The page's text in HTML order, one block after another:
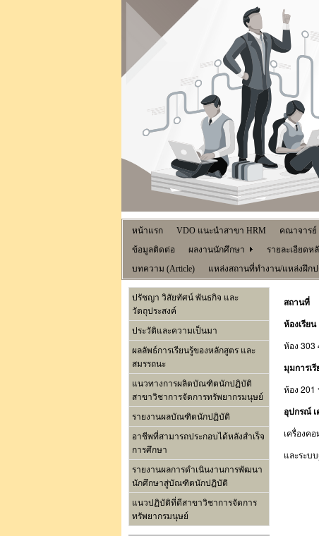
หน้าแรก VDO แนะนำสาขา HRM คณาจารย์
ข้อมูลติดต่อ
ผลงานนักศึกษา รายละเอียดห
บทความ (Article)
แหล่งสถานที่ทำงาน/แหล่งฝึก
ปรัชญา วิสัยทัศน์ พันธกิจ และ
วัตถุประสงค์
ประวัติและความเป็นมา
ผลลัพธ์การเรียนรู้ของหลักสูตร และ
สมรรถนะ
แนวทางการผลิตบัณฑิตนักปฏิบัติ
สาขาวิชาการจัดการทรัพยากรมนุษย์
รายงานผลบัณฑิตนักปฏิบัติ
อาชีพที่สามารถประกอบได้หลังสำเร็จ
การศึกษา
รายงานผลการดำเนินงานการพัฒนา
นักศึกษาสู่บัณฑิตนักปฏิบัติ
แนวปฏิบัติที่ดีสาขาวิชาการจัดการ
ทรัพยากรมนุษย์
สถานที่
ห้องเรียน
ห้อง 303
มุมการเ
ห้อง 201
อุปกรณ์ เ
เครื่องค
และระบ